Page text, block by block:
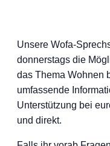
Unsere Wofa-
donnerstags die
das Thema Wohnen
umfassende
Unterstützung bei
und direkt.